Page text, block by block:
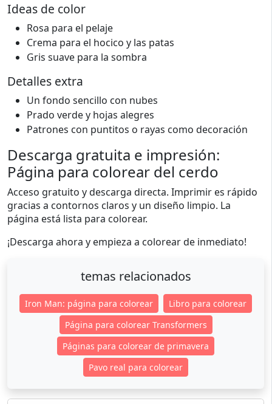
Ideas de color
Rosa para el pelaje
Crema para el hocico y las patas
Gris suave para la sombra
Detalles extra
Un fondo sencillo con nubes
Prado verde y hojas alegres
Patrones con puntitos o rayas como decoración
Descarga gratuita e impresión:
Página para colorear del cerdo
Acceso gratuito y descarga directa. Imprimir es rápido
gracias a contornos claros y un diseño limpio. La
página está lista para colorear.
¡Descarga ahora y empieza a colorear de inmediato!
temas relacionados
Iron Man: página para colorear
Libro para colorear
Página para colorear Transformers
Páginas para colorear de primavera
Pavo real para colorear